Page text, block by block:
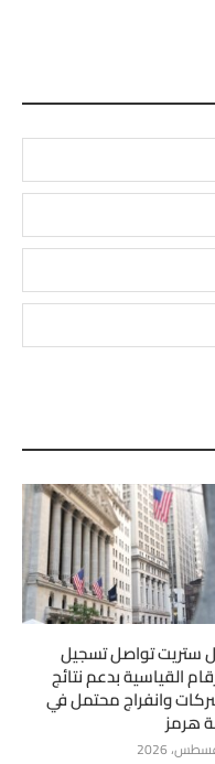
ستريت تواصل تسجيل
القياسية بدعم نتائج
وانفراج محتمل في
هرمز